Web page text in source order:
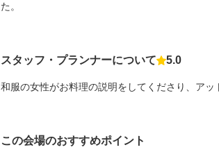
た。
スタッフ・プランナーについて 点数
5.0
和服の女性がお料理の説明をしてくださり、アッ
この会場のおすすめポイント